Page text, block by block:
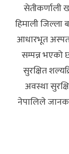
सेतीकर्णाली
हिमाली जिल्ला
आधारभूत
सम्पन्न भएको
सुरक्षित
अवस्था
नेपालिले